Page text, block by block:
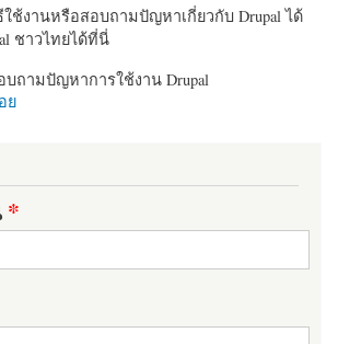
ช้งานหรือสอบถามปัญหาเกี่ยวกับ Drupal ได้
ชาวไทยได้ที่นี่
บถามปัญหาการใช้งาน Drupal
ย
*